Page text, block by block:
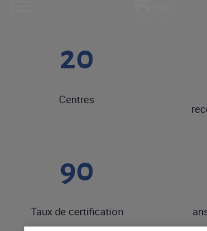
20
Centres
90
Taux de certification